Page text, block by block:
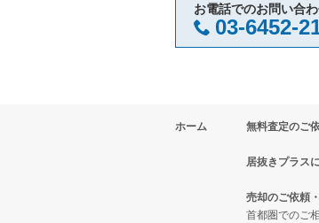
千代田区の飲食店の
港区の飲食店の居抜
板橋区の飲食店の居
台東区の飲食店の
練馬区の飲食店の
東京23区の焼肉の
東京23区の鉄板焼
東京23区のカフェ
東京23区のテイク
東京23区のお弁当
葛飾区のアジア料理
葛飾区のカフェの居
葛飾区のお弁当・惣
葛飾区のバーの居
葛飾区の居酒屋・
お電話でのお問い合
03-6452-
ホーム 無料査定のご
居抜きプラス
売却のご依頼
首都圏でのご